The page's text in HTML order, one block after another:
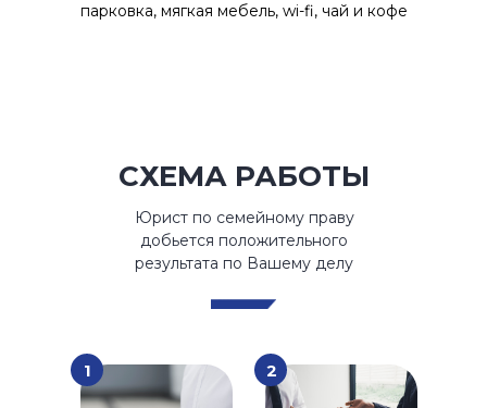
парковка, мягкая мебель, wi-fi, чай и кофе
СХЕМА РАБОТЫ
Юрист по семейному праву
добьется положительного
результата по Вашему делу
1 2